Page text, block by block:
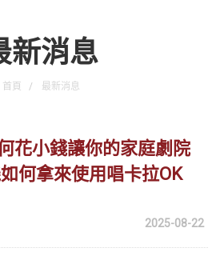
新消息
首頁 最新消息
花小錢讓你的家庭劇院
何拿來使用唱卡拉OK
2025-08-22